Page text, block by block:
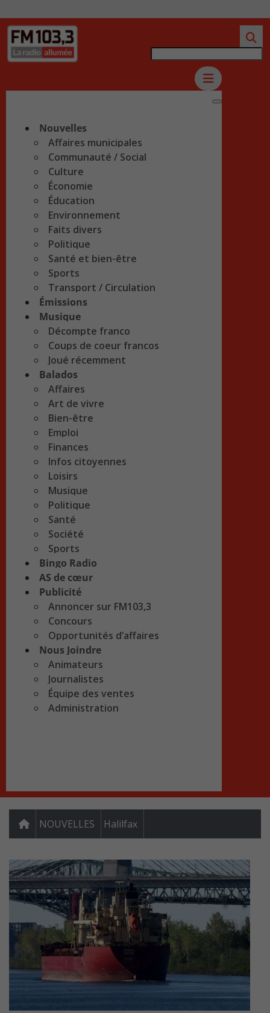
Nouvelles
Affaires municipales
Communauté / Social
Culture
Économie
Éducation
Environnement
Faits divers
Politique
Santé et bien-être
Sports
Transport / Circulation
Émissions
Musique
Décompte franco
Coups de coeur francos
Joué récemment
Balados
Affaires
Art de vivre
Bien-être
Emploi
Finances
Infos citoyennes
Loisirs
Musique
Politique
Santé
Société
Sports
Bingo Radio
AS de cœur
Publicité
Annoncer sur FM103,3
Concours
Opportunités d’affaires
Nous Joindre
Animateurs
Journalistes
Équipe des ventes
Administration
NOUVELLES Halilfax